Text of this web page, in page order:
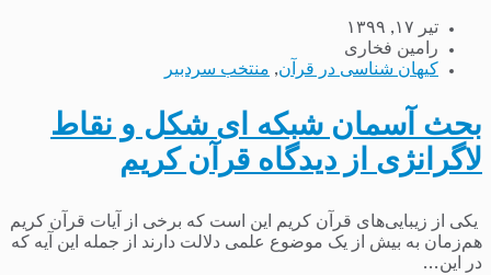
تیر ۱۷, ۱۳۹۹
رامین فخاری
کیهان شناسی در قرآن, منتخب سردبیر
بحث آسمان شبکه ای شکل و نقاط
لاگرانژی از دیدگاه قرآن کریم
یکی از زیبایی‌های قرآن کریم این است که برخی از آیات قرآن کریم
هم‌زمان به بیش از یک موضوع علمی دلالت دارند از جمله این آیه که
در این...